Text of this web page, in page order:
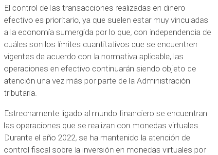
El control de las transacciones realizadas en dinero
efectivo es prioritario, ya que suelen estar muy vinculadas
a la economía sumergida por lo que, con independencia de
cuáles son los límites cuantitativos que se encuentren
vigentes de acuerdo con la normativa aplicable, las
operaciones en efectivo continuarán siendo objeto de
atención una vez más por parte de la Administración
tributaria.
Estrechamente ligado al mundo financiero se encuentran
las operaciones que se realizan con monedas virtuales.
Durante el año 2022, se ha mantenido la atención del
control fiscal sobre la inversión en monedas virtuales por